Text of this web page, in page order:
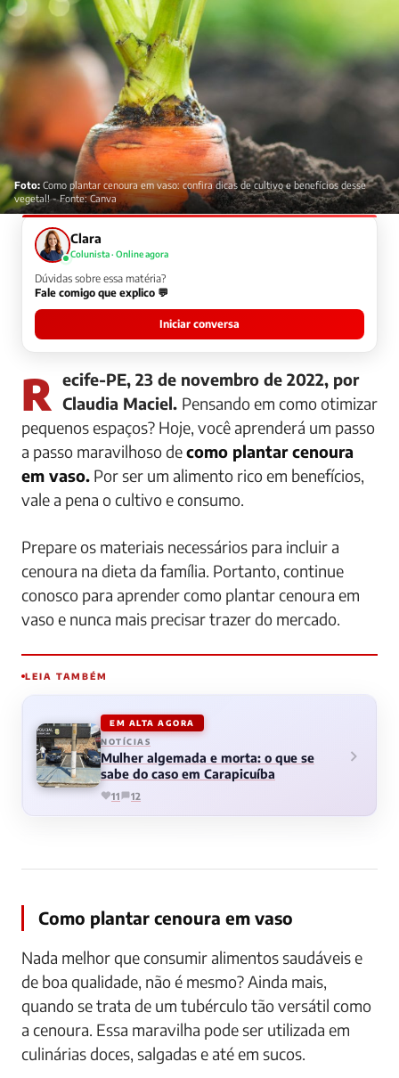
Foto: Como plantar cenoura em vaso: confira dicas de cultivo e benefícios desse
vegetal! - Fonte: Canva
Clara
Colunista · Online agora
Dúvidas sobre essa matéria?
Fale comigo que explico 💬
Iniciar conversa
Recife-PE, 23 de novembro de 2022, por Claudia Maciel. Pensando em como otimizar
pequenos espaços? Hoje, você aprenderá um passo
a passo maravilhoso decomo plantar cenoura
em vaso. Por ser um alimento rico em benefícios,
vale a pena o cultivo e consumo.
Prepare os materiais necessários para incluir a
cenoura na dieta da família. Portanto, continue
conosco para aprender como plantar cenoura em
vaso e nunca mais precisar trazer do mercado.
LEIA TAMBÉM
EM ALTA AGORA
NOTÍCIAS
Mulher algemada e morta: o que se
sabe do caso em Carapicuíba
11 12
Como plantar cenoura em vaso
Nada melhor que consumir alimentos saudáveis e
de boa qualidade, não é mesmo? Ainda mais,
quando se trata de um tubérculo tão versátil como
a cenoura. Essa maravilha pode ser utilizada em
culinárias doces, salgadas e até em sucos.